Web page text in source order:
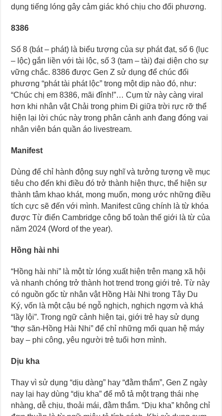
dụng tiếng lóng gây cảm giác khó chịu cho đối phương.
8386
Số 8 (bát – phát) là biểu tượng của sự phát đạt, số 6 (lục
– lộc) gắn liền với tài lộc, số 3 (tam – tài) đại diện cho sự
vững chắc. 8386 được Gen Z sử dụng để chúc đối
phương “phát tài phát lộc” trong một dịp nào đó, như:
“Chúc chị em 8386, mãi đỉnh!”… Cụm từ này càng viral
hơn khi nhân vật Chải trong phim Đi giữa trời rực rỡ thể
hiện lại lời chúc này trong phân cảnh anh đang đóng vai
nhân viên bán quần áo livestream.
Manifest
Dùng để chỉ hành động suy nghĩ và tưởng tượng về mục
tiêu cho đến khi điều đó trở thành hiện thực, thể hiện sự
thành tâm khao khát, mong muốn, mong ước những điều
tích cực sẽ đến với mình. Manifest cũng chính là từ khóa
được Từ điển Cambridge công bố toàn thế giới là từ của
năm 2024 (Word of the year).
Hồng hài nhi
“Hồng hài nhi” là một từ lóng xuất hiện trên mạng xã hội
và nhanh chóng trở thành hot trend trong giới trẻ. Từ này
có nguồn gốc từ nhân vật Hồng Hài Nhi trong Tây Du
Ký, vốn là một cậu bé ngỗ nghịch, nghịch ngợm và khá
“lầy lội”. Trong ngữ cảnh hiện tại, giới trẻ hay sử dụng
“thợ săn-Hồng Hài Nhi” để chỉ những mối quan hệ máy
bay – phi công, yêu người trẻ tuổi hơn mình.
Dịu kha
Thay vì sử dụng “dịu dàng” hay “đằm thắm”, Gen Z ngày
nay lại hay dùng “dịu kha” để mô tả một trạng thái nhẹ
nhàng, dễ chịu, thoải mái, đằm thắm. “Dịu kha” không chỉ